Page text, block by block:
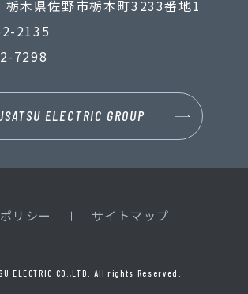
木県佐野市栃本町3233番地1
2135
7298
ELECTRIC GROUP
リシー サイトマップ
ELECTRIC CO.,LTD. All rights Reserved.